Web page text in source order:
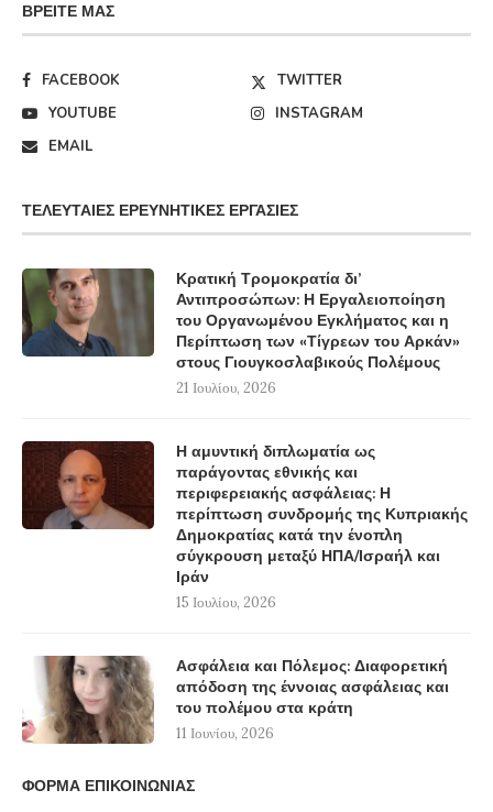
ΒΡΕΊΤΕ ΜΑΣ
FACEBOOK
TWITTER
YOUTUBE
INSTAGRAM
EMAIL
ΤΕΛΕΥΤΑΊΕΣ ΕΡΕΥΝΗΤΙΚΈΣ ΕΡΓΑΣΊΕΣ
Κρατική Τρομοκρατία δι’
Αντιπροσώπων: Η Εργαλειοποίηση
του Οργανωμένου Εγκλήματος και η
Περίπτωση των «Τίγρεων του Αρκάν»
στους Γιουγκοσλαβικούς Πολέμους
21 Ιουλίου, 2026
Η αμυντική διπλωματία ως
παράγοντας εθνικής και
περιφερειακής ασφάλειας: Η
περίπτωση συνδρομής της Κυπριακής
Δημοκρατίας κατά την ένοπλη
σύγκρουση μεταξύ ΗΠΑ/Ισραήλ και
Ιράν
15 Ιουλίου, 2026
Ασφάλεια και Πόλεμος: Διαφορετική
απόδοση της έννοιας ασφάλειας και
του πολέμου στα κράτη
11 Ιουνίου, 2026
ΦΟΡΜΑ ΕΠΙΚΟΙΝΩΝΙΑΣ